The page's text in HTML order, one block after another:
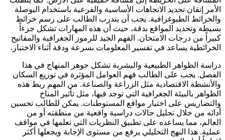
الأمر إتقان تحديد الاتجاهات الأساسية والفرعية باستخدام البوصلة
والخرائط الطبوغرافية. يجب أن يتدرب الطالب على رسم خرائط
بسيطة وتحديد المواقع بدقة، حيث أن هذه المهارات تشكل جزءاً
كبيراً من درجات الامتحان. الفهم الجيد للرموز الجغرافية والمفاتيح
الخرائطية يساعد في تفسير المعلومات بسرعة ودقة أثناء الاختبار.
دراسة الظواهر الطبيعية والبشرية تشكل جوهر المنهاج في هذا
الفصل. يجب على الطالب فهم العوامل المؤثرة في توزيع السكان
والأنشطة الاقتصادية مثل الزراعة والصناعة. من المهم ربط هذه
الظواهر بالبيئة الجغرافية التي توجد فيها، مثل تأثير المناخ
والتضاريس على اختيار مواقع المستوطنات. يمكن للطالب تحسين
أدائه من خلال تحليل حالات دراسية واقعية من منطقته أو من
العالم، مما يساعده على تطبيق النظريات التي تعلمها في مواقف
عملية. هذا النهج التحليلي يرفع من مستوى الإجابة ويجعلها أكثر